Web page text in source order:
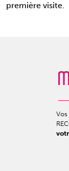
première visite.